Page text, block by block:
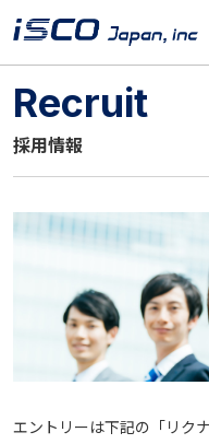
Recruit
採用情報
エントリーは下記の「リク